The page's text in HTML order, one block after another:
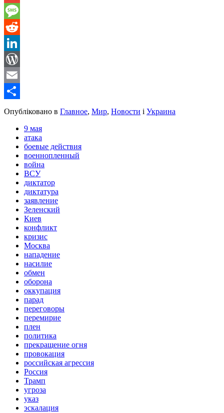
Gmail
Message
Reddit
LinkedIn
WordPress
Email
Share
Опубліковано в Главное, Мир, Новости і Украина
9 мая
атака
боевые действия
военнопленный
война
ВСУ
диктатор
диктатура
заявление
Зеленский
Киев
конфликт
кризис
Москва
нападение
насилие
обмен
оборона
оккупация
парад
переговоры
перемирие
плен
политика
прекращение огня
провокация
российская агрессия
Россия
Трамп
угроза
указ
эскалация